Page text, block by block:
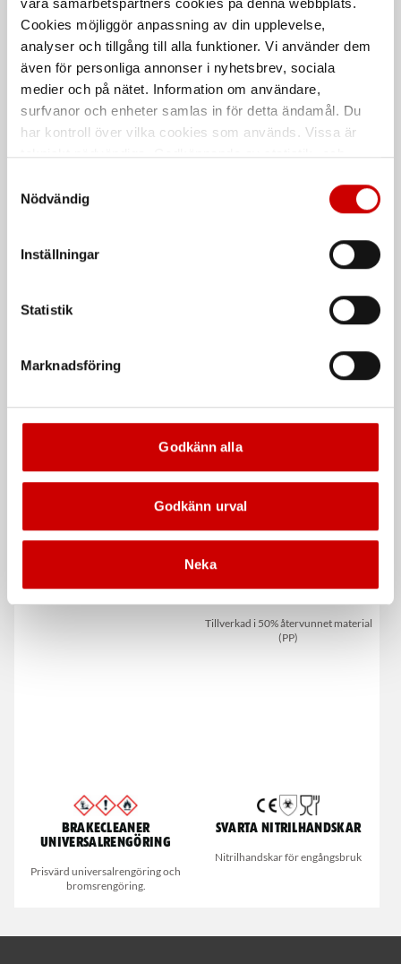
Cookies möjliggör anpassning av din upplevelse,
analyser och tillgång till alla funktioner. Vi använder dem
även för personliga annonser i nyhetsbrev, sociala
medier och på nätet. Information om användare,
surfvanor och enheter samlas in för detta ändamål. Du
har kontroll över vilka cookies som används. Vissa är
tekniskt nödvändiga. Godkännande av statistik- och
länder utanför EU med olika dataskyddsnormer. Genom
att godkänna samtycker du till sådana överföringar. Läs
Nödvändig
Inställningar
Statistik
Marknadsföring
Godkänn alla
Godkänn urval
Neka
Moppskaft, Mini
Alkaliskt Batteri 1,5V LR03 AAA
Kökssvamp, Grön
De som köpte, köpte även
Tillverkad i 50% återvunnet material
(PP)
Brakecleaner
universalrengöring
Prisvärd universalrengöring och
bromsrengöring.
Svarta nitrilhandskar
Nitrilhandskar för engångsbruk